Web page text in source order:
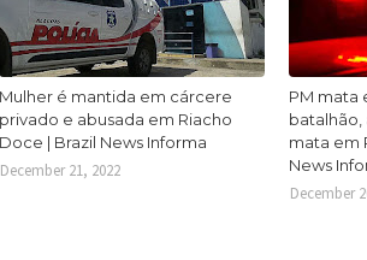
Mulher é mantida em cárcere
privado e abusada em Riacho
Doce | Brazil News Informa
December 21, 2022
PM mata
batalhão,
mata em
News
December